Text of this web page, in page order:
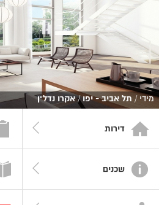
מידי / תל אביב - יפו/אקרו נדל"ן
דירות
שכנים